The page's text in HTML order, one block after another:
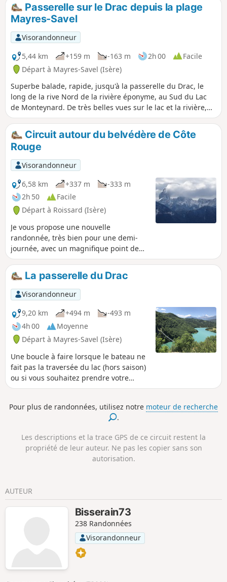
Passerelle sur le Drac depuis la plage
Mayres-Savel
Visorandonneur
5,44 km
+159 m -163 m 2h 00
Facile
Départ à Mayres-Savel (Isère)
Superbe balade, rapide, jusqu'à la passerelle du Drac, le
long de la rive Nord de la rivière éponyme, au Sud du Lac
de Monteynard. De très belles vues sur le lac et la rivière,
jusqu'à la traversée de la passerelle himalayenne avant de
revenir.Circuit autour du belvédère de Côte
Rouge
Visorandonneur
6,58 km
+337 m
-333 m
2h 50
Facile
Départ à Roissard (Isère)
Je vous propose une nouvelle
randonnée, très bien pour une demi-
journée, avec un magnifique point de
vue au sommet de Côte Rouge.
La passerelle du Drac
Visorandonneur
9,20 km
+494 m
-493 m
4h 00
Moyenne
Départ à Mayres-Savel (Isère)
Une boucle à faire lorsque le bateau ne
fait pas la traversée du lac (hors saison)
ou si vous souhaitez prendre votre
temps en faisant les passerelles sur
Brion et passerelle de l'Ébron.
Randonnée déconseillée aux personnes
l'écroulement.
Pour plus de randonnées, utilisez notre moteur de recherche
.
Les descriptions et la trace GPS de ce circuit restent la
propriété de leur auteur. Ne pas les copier sans son
autorisation.
AUTEUR
Bisserain73
238 Randonnées
Visorandonneur